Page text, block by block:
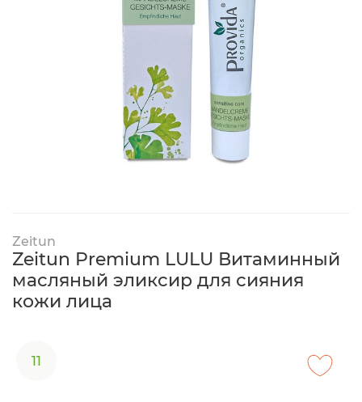
Zeitun
Zeitun Premium LULU Витаминный
масляный эликсир для сияния
кожи лица
11